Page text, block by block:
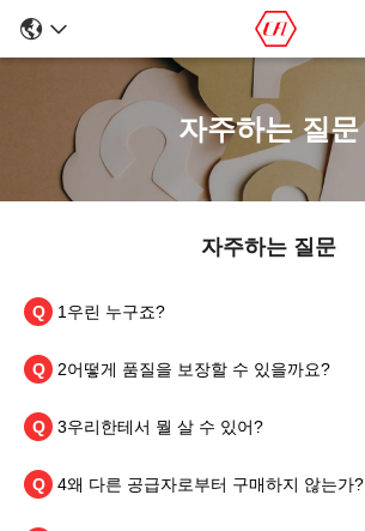
자주하는 질문
자주하는 질문
Q 1우린 누구죠?
Q 2어떻게 품질을 보장할 수 있을까요?
Q 3우리한테서 뭘 살 수 있어?
Q 4왜 다른 공급자로부터 구매하지 않는가?